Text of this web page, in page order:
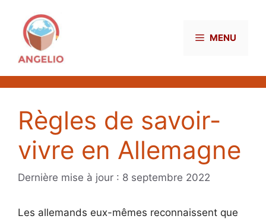
contenu
MENU
Règles de savoir-
vivre en Allemagne
8 septembre 2022
Les allemands eux-mêmes reconnaissent que